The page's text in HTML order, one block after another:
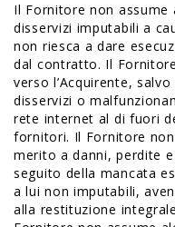
Il Fornitore non assume
disservizi imputabili a
non riesca a dare
dal contratto. Il
verso l’Acquirente,
disservizi o
rete internet al di fuori
fornitori. Il Fornitore
merito a danni, perdite
seguito della mancata
a lui non imputabili,
alla restituzione